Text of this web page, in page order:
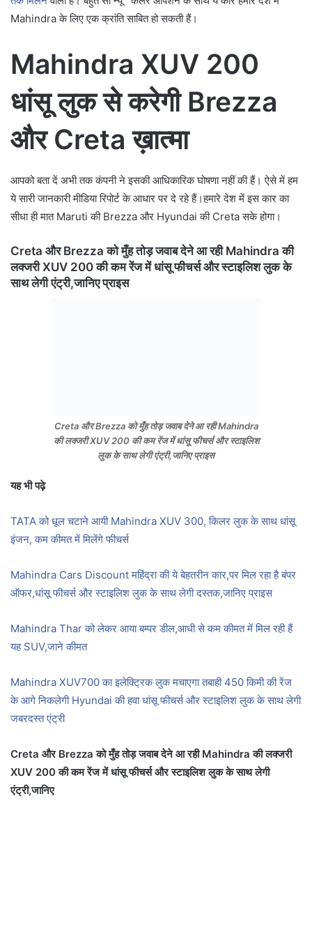
Mahindra के लिए एक क्रांति साबित हो सकती हैं।
Mahindra XUV 200
धांसू लुक से करेगी Brezza
और Creta ख़ात्मा
आपको बता दें अभी तक कंपनी ने इसकी आधिकारिक घोषणा नहीं की हैं। ऐसे में हम
ये सारी जानकारी मीडिया रिपोर्ट के आधार पर दे रहे हैं।हमारे देश में इस कार का
सीधा ही मात Maruti की Brezza और Hyundai की Creta सके होगा।
Creta और Brezza को मुँह तोड़ जवाब देने आ रही Mahindra की
लक्जरी XUV 200 की कम रेंज में धांसू फीचर्स और स्टाइलिश लुक के
साथ लेगी एंट्री,जानिए प्राइस
Creta और Brezza को मुँह तोड़ जवाब देने आ रही Mahindra
की लक्जरी XUV 200 की कम रेंज में धांसू फीचर्स और स्टाइलिश
लुक के साथ लेगी एंट्री,जानिए प्राइस
यह भी पढ़े
TATA को धूल चटाने आयी Mahindra XUV 300, किलर लुक के साथ धांसू
इंजन, कम कीमत में मिलेंगे फीचर्स
Mahindra Cars Discount महिंद्रा की ये बेहतरीन कार,पर मिल रहा है बंपर
ऑफर,धांसू फीचर्स और स्टाइलिश लुक के साथ लेगी दस्तक,जानिए प्राइस
Mahindra Thar को लेकर आया बम्पर डील,आधी से कम कीमत में मिल रही हैं
यह SUV,जाने कीमत
Mahindra XUV700 का इलेक्ट्रिक लुक मचाएगा तबाही 450 किमी की रेंज
के आगे निकलेगी Hyundai की हवा धांसू फीचर्स और स्टाइलिश लुक के साथ लेगी
जबरदस्त एंट्री
Creta और Brezza को मुँह तोड़ जवाब देने आ रही Mahindra की लक्जरी
XUV 200 की कम रेंज में धांसू फीचर्स और स्टाइलिश लुक के साथ लेगी
एंट्री,जानिए